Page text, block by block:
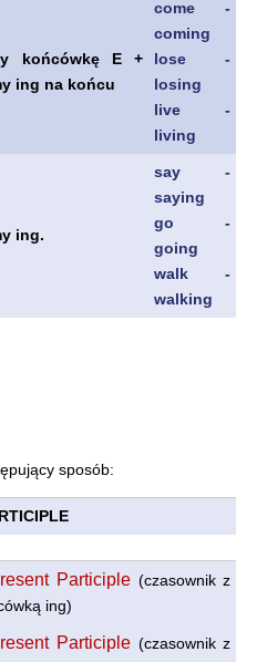
końcówkę E +
ing na końcu
come -
coming
lose -
losing
live -
living
ing.
say -
saying
go -
going
walk -
walking
sposób:
Participle(czasownik z
ing)
Participle(czasownik z